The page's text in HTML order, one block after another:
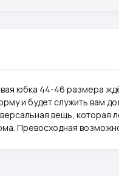
юбка 44-46 размера
и будет служить вам
вещь, которая
Превосходная